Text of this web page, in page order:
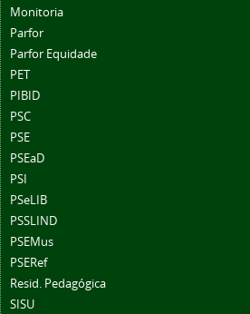
Monitoria
Parfor
Parfor Equidade
PET
PIBID
PSC
PSE
PSEaD
PSI
PSeLIB
PSSLIND
PSEMus
PSERef
Resid. Pedagógica
SISU